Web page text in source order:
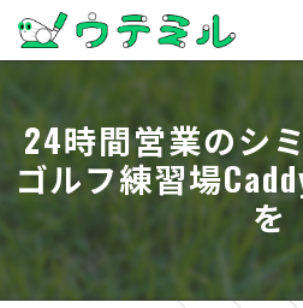
24時間営業のシ
ゴルフ練習場
を